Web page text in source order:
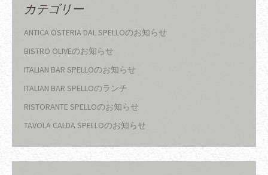
カテゴリー
ANTICA OSTERIA DAL SPELLOのお知らせ
BISTRO OLIVEのお知らせ
ITALIAN BAR SPELLOのお知らせ
ITALIAN BAR SPELLOのランチ
RISTORANTE SPELLOのお知らせ
TAVOLA CALDA SPELLOのお知らせ